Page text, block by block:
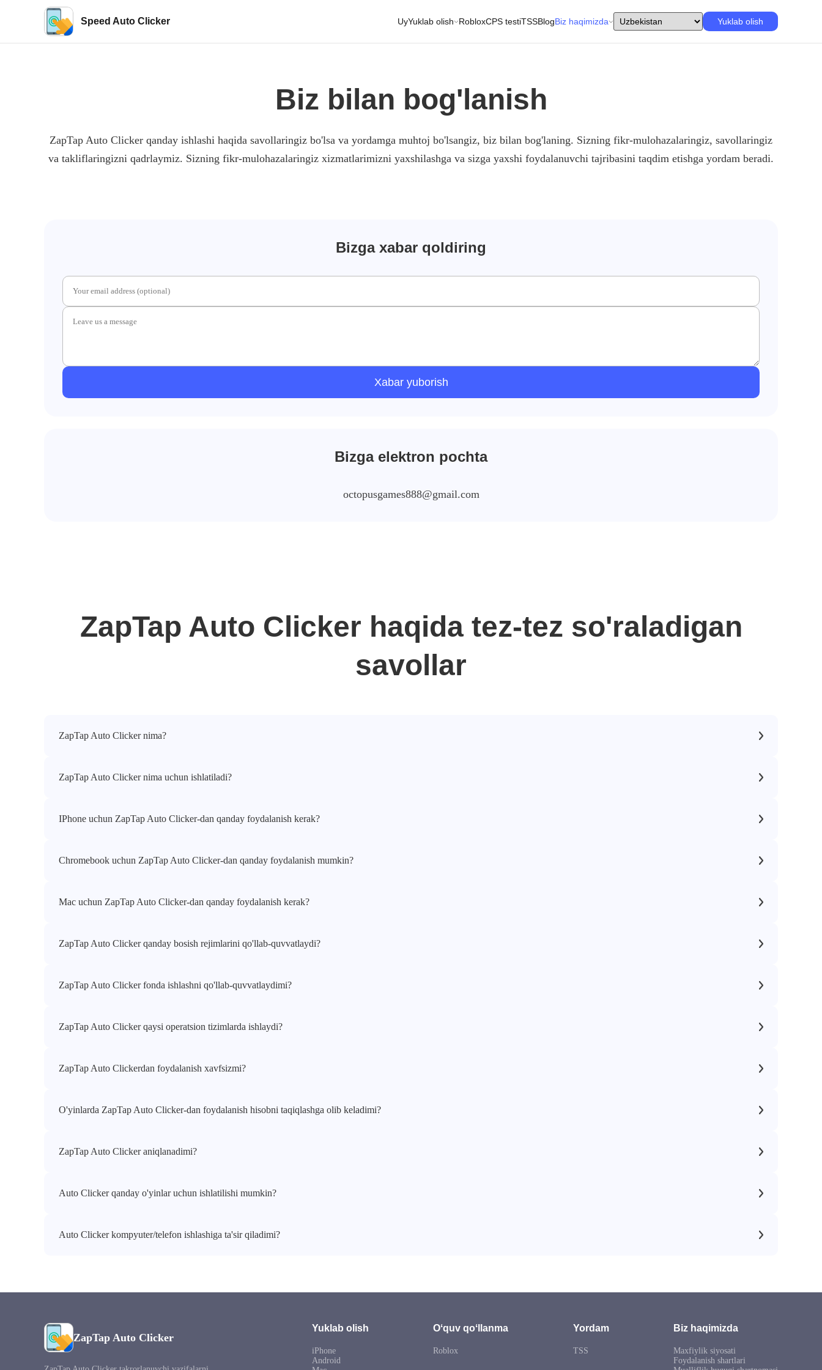
Speed Auto Clicker UyYuklab olish RobloxCPS testiTSSBlogBiz haqimizda Yuklab olish
Biz bilan bog'lanish
ZapTap Auto Clicker qanday ishlashi haqida savollaringiz bo'lsa va yordamga muhtoj bo'lsangiz, biz bilan bog'laning. Sizning fikr-mulohazalaringiz, savollaringiz
va takliflaringizni qadrlaymiz. Sizning fikr-mulohazalaringiz xizmatlarimizni yaxshilashga va sizga yaxshi foydalanuvchi tajribasini taqdim etishga yordam beradi.
Bizga xabar qoldiring
Xabar yuborish
Bizga elektron pochta
octopusgames888@gmail.com
ZapTap Auto Clicker haqida tez-tez so'raladigan
savollar
ZapTap Auto Clicker nima?
ZapTap Auto Clicker nima uchun ishlatiladi?
IPhone uchun ZapTap Auto Clicker-dan qanday foydalanish kerak?
Chromebook uchun ZapTap Auto Clicker-dan qanday foydalanish mumkin?
Mac uchun ZapTap Auto Clicker-dan qanday foydalanish kerak?
ZapTap Auto Clicker qanday bosish rejimlarini qo'llab-quvvatlaydi?
ZapTap Auto Clicker fonda ishlashni qo'llab-quvvatlaydimi?
ZapTap Auto Clicker qaysi operatsion tizimlarda ishlaydi?
ZapTap Auto Clickerdan foydalanish xavfsizmi?
O'yinlarda ZapTap Auto Clicker-dan foydalanish hisobni taqiqlashga olib keladimi?
ZapTap Auto Clicker aniqlanadimi?
Auto Clicker qanday o'yinlar uchun ishlatilishi mumkin?
Auto Clicker kompyuter/telefon ishlashiga ta'sir qiladimi?
ZapTap Auto Clicker
Yuklab olish
iPhone
Android
Oʻquv qoʻllanma
Roblox
Yordam
TSS
Biz haqimizda
Maxfiylik siyosati
Foydalanish shartlari